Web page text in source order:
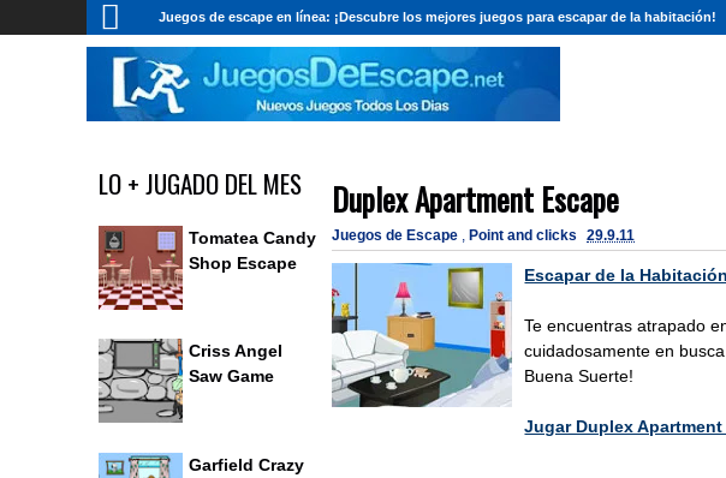
Juegos de escape en línea: ¡Descubre los mejores juegos para escapar de la habitación!
Duplex Apartment Escape
Juegos de Escape , Point and clicks 29.9.11
Escapar de la Habitación
Te encuentras atrapado
cuidadosamente en
Buena Suerte!
Jugar Duplex Apartment
LO + JUGADO DEL MES
Tomatea Candy
Shop Escape
Criss Angel
Saw Game
Garfield Crazy